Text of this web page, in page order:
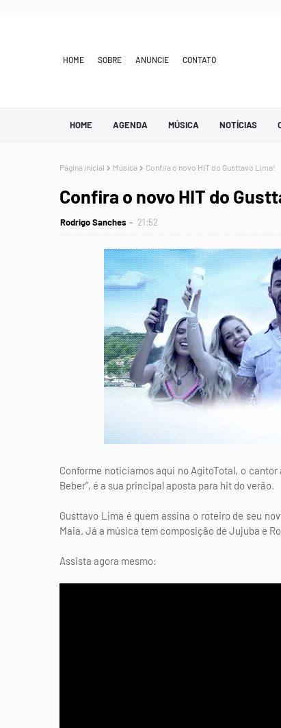
HOME SOBRE ANUNCIE CONTATO
HOME AGENDA MÚSICA NOTÍCIAS
Página inicial Música Confira o novo HIT do Gusttavo Lima!
Confira o novo HIT do
Rodrigo Sanches 21:52
Conforme noticiamos aqui no AgitoTotal, o
Beber”, é a sua principal aposta para hit do verão.
Gusttavo Lima é quem assina o roteiro de seu
Maia. Já a música tem composição de Jujuba e
Assista agora mesmo: